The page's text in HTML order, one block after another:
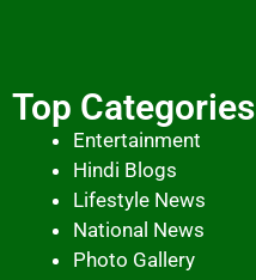
Top Categories
Entertainment
Hindi Blogs
Lifestyle News
National News
Photo Gallery